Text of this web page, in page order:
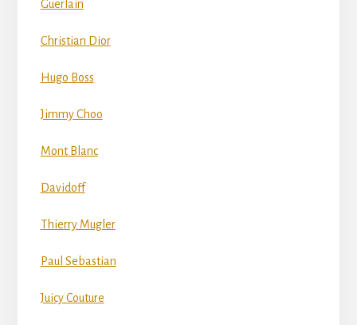
Guerlain
Christian Dior
Hugo Boss
Jimmy Choo
Mont Blanc
Davidoff
Thierry Mugler
Paul Sebastian
Juicy Couture